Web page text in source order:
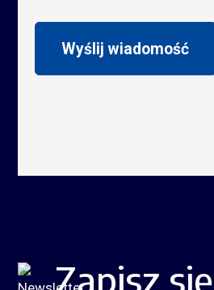
Wyślij wiadomość
Zapisz